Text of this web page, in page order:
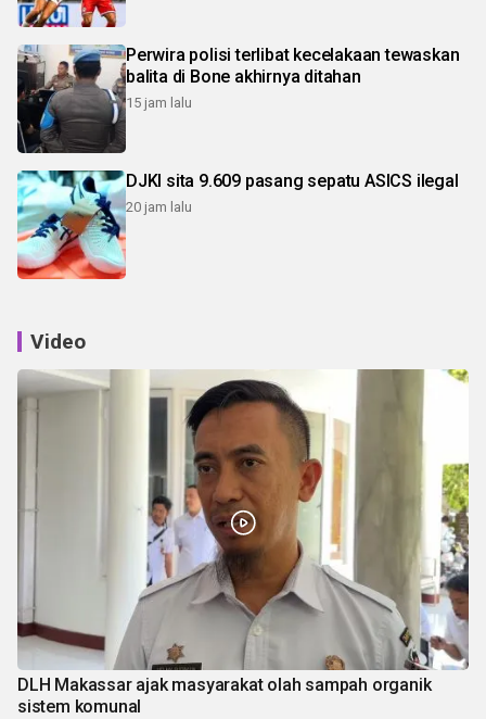
Perwira polisi terlibat kecelakaan tewaskan
balita di Bone akhirnya ditahan
15 jam lalu
DJKI sita 9.609 pasang sepatu ASICS ilegal
20 jam lalu
Video
DLH Makassar ajak masyarakat olah sampah organik
sistem komunal